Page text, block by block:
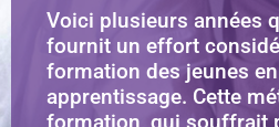
Voici plusieurs années
fournit un effort
formation des jeunes
apprentissage. Cette